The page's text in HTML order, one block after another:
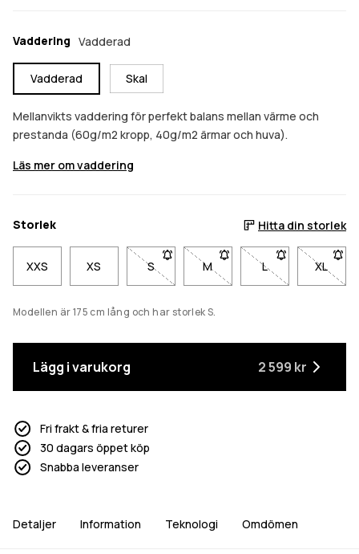
Vaddering Vadderad
Vadderad Skal
Mellanvikts vaddering för perfekt balans mellan värme och
prestanda (60g/m2 kropp, 40g/m2 ärmar och huva).
Läs mer om vaddering
Storlek Hitta din storlek
XXS XS S- Storlek S är inte tillgänglig. Klicka för
M- Storlek M är inte
L- Storlek L är inte
XL
-
Modellen är 175 cm lång och har storlek S.
Lägg i varukorg 2 599 kr
Fri frakt & fria returer
30 dagars öppet köp
Snabba leveranser
Detaljer Information Teknologi Omdömen